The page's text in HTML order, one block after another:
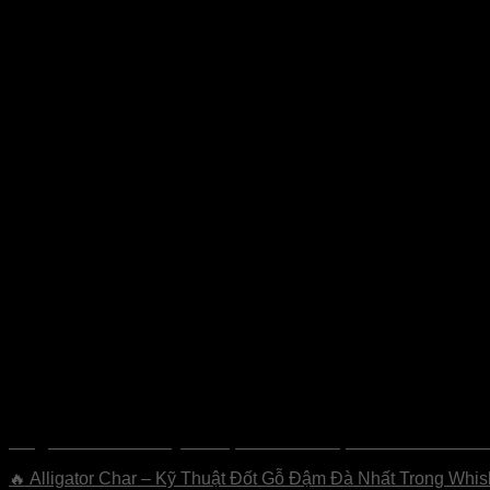
🔥 Alligator Char – Kỹ Thuật Đốt Gỗ Đậm Đà Nhất Trong